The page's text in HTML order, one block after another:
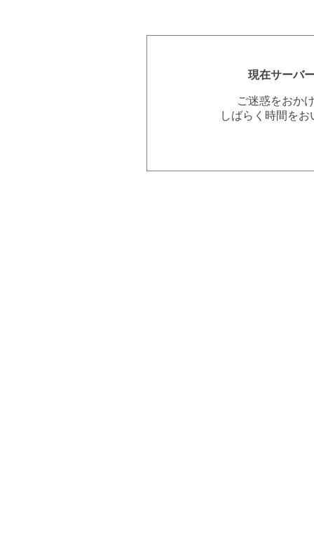
現在サーバ
ご迷惑をおか
しばらく時間を